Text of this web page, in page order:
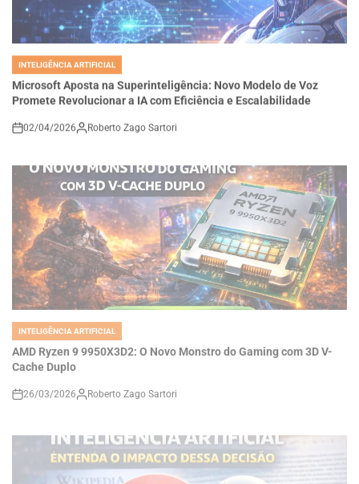
POSTED
IN
INTELIGÊNCIA ARTIFICIAL
Microsoft Aposta na Superinteligência: Novo Modelo de Voz
Promete Revolucionar a IA com Eficiência e Escalabilidade
on
02/04/2026 Roberto Zago Sartori
POSTED
IN
INTELIGÊNCIA ARTIFICIAL
AMD Ryzen 9 9950X3D2: O Novo Monstro do Gaming com 3D V-
Cache Duplo
on
26/03/2026 Roberto Zago Sartori